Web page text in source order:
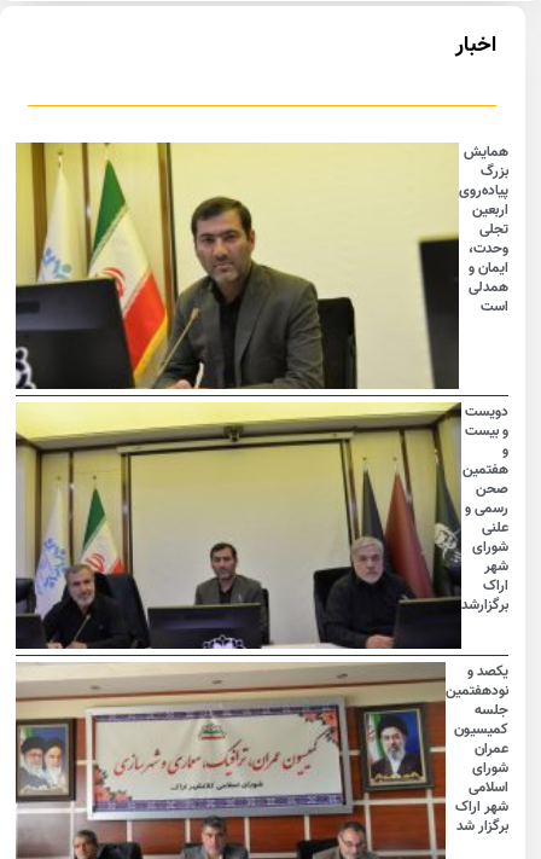
اخبار
همایش
بزرگ
پیاده‌روی
اربعین
تجلی
وحدت،
ایمان و
همدلی
است
دویست
و بیست
هفتمین
صحن
رسمی و
علنی
شورای
شهر
اراک
برگزارشد
یکصد و
نودهفتمین
جلسه
کمیسیون
عمران
شورای
اسلامی
شهر اراک
برگزار شد